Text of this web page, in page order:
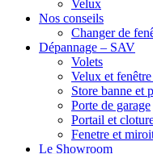
Velux
Nos conseils
Changer de
Dépannage – SAV
Volets
Velux et
Store banne et
Porte de garage
Portail et
Fenetre et
Le Showroom